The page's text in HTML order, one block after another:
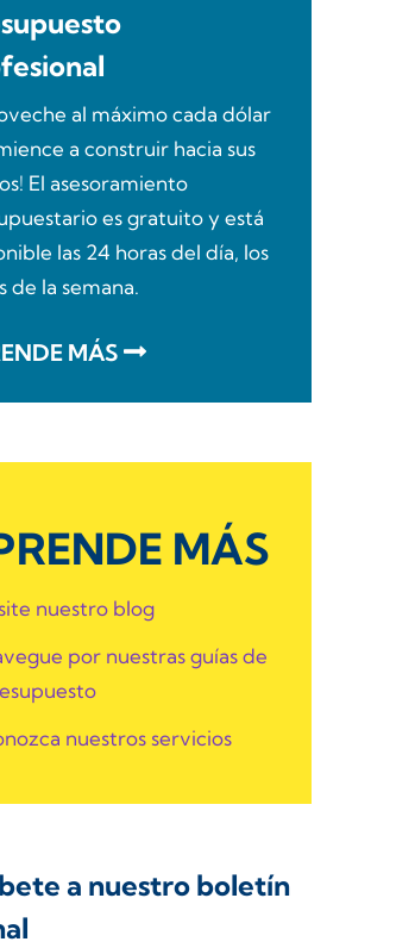
al máximo cada dólar
a construir hacia sus
El asesoramiento
es gratuito y está
las 24 horas del día, los
de la semana.
MÁS
MÁS
nuestro blog
por nuestras guías de
nuestros servicios
a nuestro boletín